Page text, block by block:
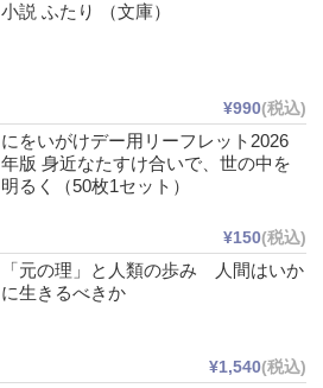
小説 ふたり （文庫）
¥990(税込)
にをいがけデー用リーフレット2026
年版 身近なたすけ合いで、世の中を
明るく（50枚1セット）
¥150(税込)
「元の理」と人類の歩み 人間はいか
に生きるべきか
¥1,540(税込)